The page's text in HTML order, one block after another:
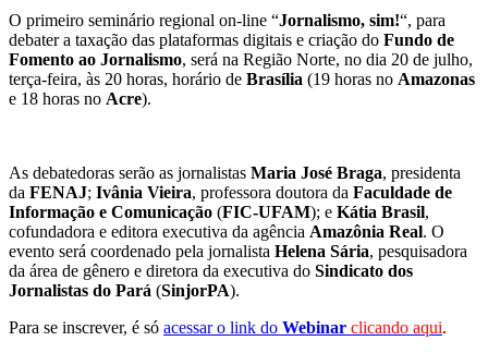
O primeiro seminário regional on-line “Jornalismo, sim!“, para
debater a taxação das plataformas digitais e criação do Fundo de
Fomento ao Jornalismo, será na Região Norte, no dia 20 de julho,
terça-feira, às 20 horas, horário de Brasília (19 horas no Amazonas
e 18 horas no Acre).
As debatedoras serão as jornalistas Maria José Braga, presidenta
da FENAJ; Ivânia Vieira, professora doutora da Faculdade de
Informação e Comunicação (FIC-UFAM); e Kátia Brasil,
cofundadora e editora executiva da agência Amazônia Real. O
evento será coordenado pela jornalista Helena Sária, pesquisadora
da área de gênero e diretora da executiva do Sindicato dos
Jornalistas do Pará (SinjorPA).
Para se inscrever, é só acessar o link do Webinar clicando aqui.